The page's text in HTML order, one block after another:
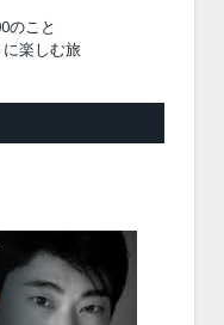
のこと
楽しむ旅